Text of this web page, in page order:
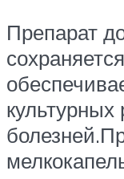
Препарат
культурных